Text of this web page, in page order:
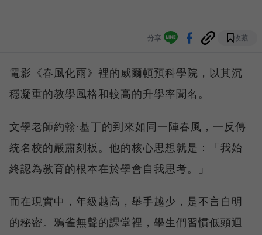
分享 收藏
電影《春風化雨》裡的威爾頓預科學院，以其沉
穩凝重的教學風格和較高的升學率聞名。
文學老師約翰·基丁的到來如同一陣春風，一反傳
統名校的嚴肅刻板。他的核心思想就是：「我始
終認為教育的根本在於學會自我思考。」
而在現實中，年級越高，舉手越少，是不言自明
的秘密。鴉雀無聲的課堂裡，學生們習慣低頭迴